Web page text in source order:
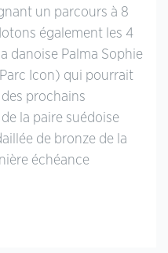
un parcours à 8
également les 4
danoise Palma Sophie
Icon) qui pourrait
prochains
la paire suédoise
de bronze de la
échéance